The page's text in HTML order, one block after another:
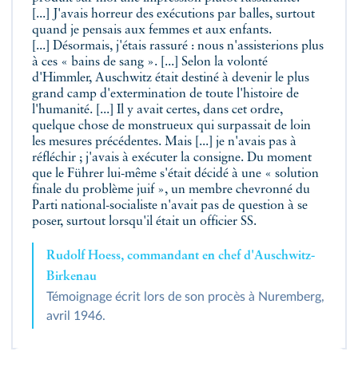
[...] J'avais horreur des exécutions par balles, surtout
quand je pensais aux femmes et aux enfants.
[...] Désormais, j'étais rassuré : nous n'assisterions plus
à ces « bains de sang ». [...] Selon la volonté
d'Himmler, Auschwitz était destiné à devenir le plus
grand camp d'extermination de toute l'histoire de
l'humanité. [...] Il y avait certes, dans cet ordre,
quelque chose de monstrueux qui surpassait de loin
les mesures précédentes. Mais [...] je n'avais pas à
réfléchir ; j'avais à exécuter la consigne. Du moment
que le Führer lui-même s'était décidé à une « solution
finale du problème juif », un membre chevronné du
Parti national-socialiste n'avait pas de question à se
poser, surtout lorsqu'il était un officier SS.
Rudolf Hoess, commandant en chef d'Auschwitz-
Birkenau
Témoignage écrit lors de son procès à Nuremberg,
avril 1946.